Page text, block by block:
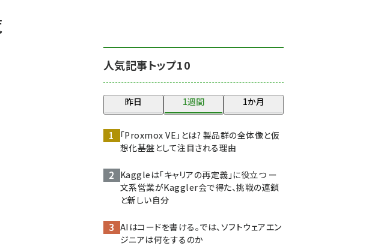
drupal (1929)
genai (1468)
abc123 (1341)
人気記事トップ10
昨日 1週間 1か月
「Proxmox VE」とは? 製品群の全体像と仮
想化基盤として注目される理由
Kaggleは「キャリアの再定義」に役立つ ー
文系営業がKaggler会で得た、挑戦の連鎖
と新しい自分
AIはコードを書ける。では、ソフトウェアエン
ジニアは何をするのか